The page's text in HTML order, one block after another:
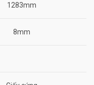
1283mm
8mm